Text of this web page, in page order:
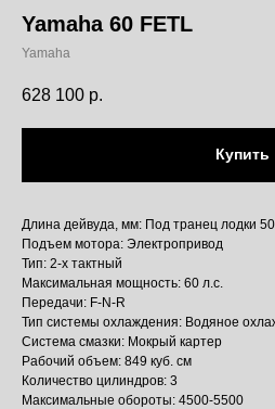
Yamaha 60 FETL
Yamaha
628 100 р.
Купить
Длина дейвуда, мм: Под транец лодки
Подъем мотора: Электропривод
Тип: 2-х тактный
Максимальная мощность: 60 л.с.
Передачи: F-N-R
Тип системы охлаждения: Водяное
Система смазки: Мокрый картер
Рабочий объем: 849 куб. см
Количество цилиндров: 3
Максимальные обороты: 4500-5500